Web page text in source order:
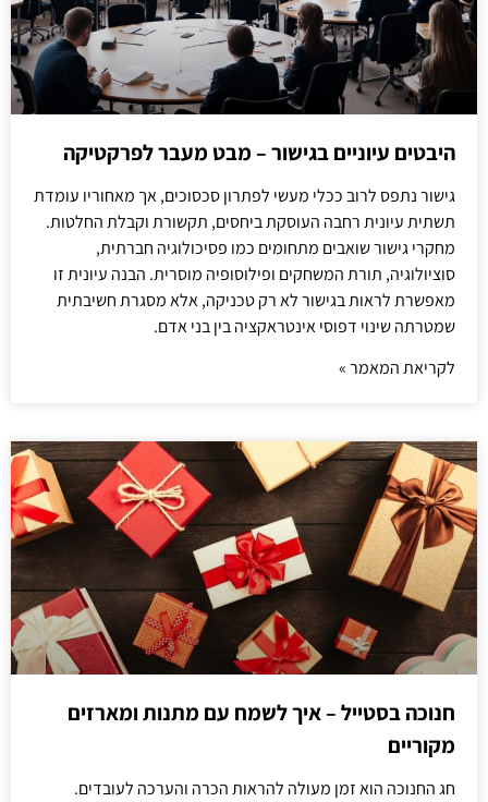
היבטים עיוניים בגישור – מבט מעבר לפרקטיקה
גישור נתפס לרוב ככלי מעשי לפתרון סכסוכים, אך מאחוריו עומדת
תשתית עיונית רחבה העוסקת ביחסים, תקשורת וקבלת החלטות.
מחקרי גישור שואבים מתחומים כמו פסיכולוגיה חברתית,
סוציולוגיה, תורת המשחקים ופילוסופיה מוסרית. הבנה עיונית זו
מאפשרת לראות בגישור לא רק טכניקה, אלא מסגרת חשיבתית
שמטרתה שינוי דפוסי אינטראקציה בין בני אדם.
לקריאת המאמר »
חנוכה בסטייל – איך לשמח עם מתנות ומארזים
מקוריים
חג החנוכה הוא זמן מעולה להראות הכרה והערכה לעובדים.